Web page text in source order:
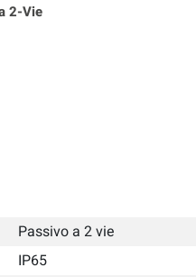
2-Vie
Passivo a 2 vie
IP65